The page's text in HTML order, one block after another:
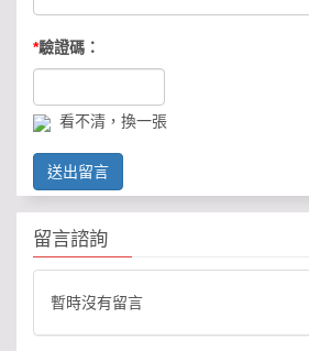
*驗證碼：
看不清，換一張
送出留言
留言諮詢
暫時沒有留言